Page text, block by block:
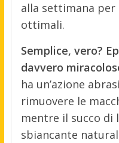
alla settimana
ottimali.
Semplice, vero?
davvero
ha un’azione
rimuovere le
mentre il succo di
sbiancante